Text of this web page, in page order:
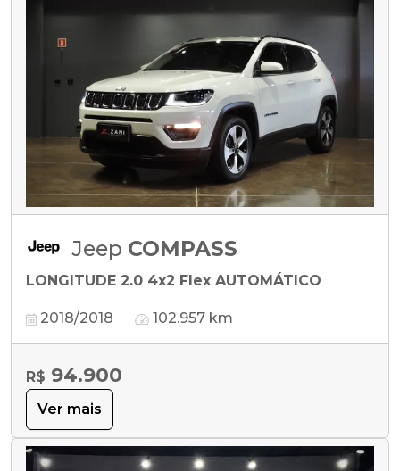
Jeep COMPASS
LONGITUDE 2.0 4x2 Flex AUTOMÁTICO
2018/2018 102.957 km
R$ 94.900
Ver mais